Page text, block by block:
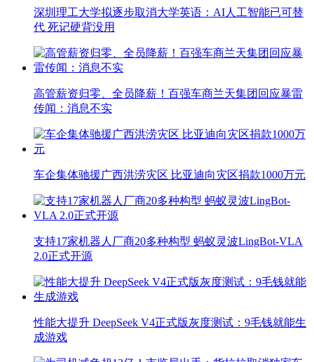
深圳理工大学拟逐步取消大学英语：AI人工智能已可替
代 死记硬背没用
高管薪资归零、全员降薪！百强车商兰天集团回应暴雷
传闻：消息不实
车企集体驰援广西洪涝灾区 比亚迪向灾区捐款1000万元
支持17家机器人厂商20多种构型 蚂蚁灵波LingBot-VLA
2.0正式开源
性能大提升 DeepSeek V4正式版灰度测试：9毛钱就能生
成游戏